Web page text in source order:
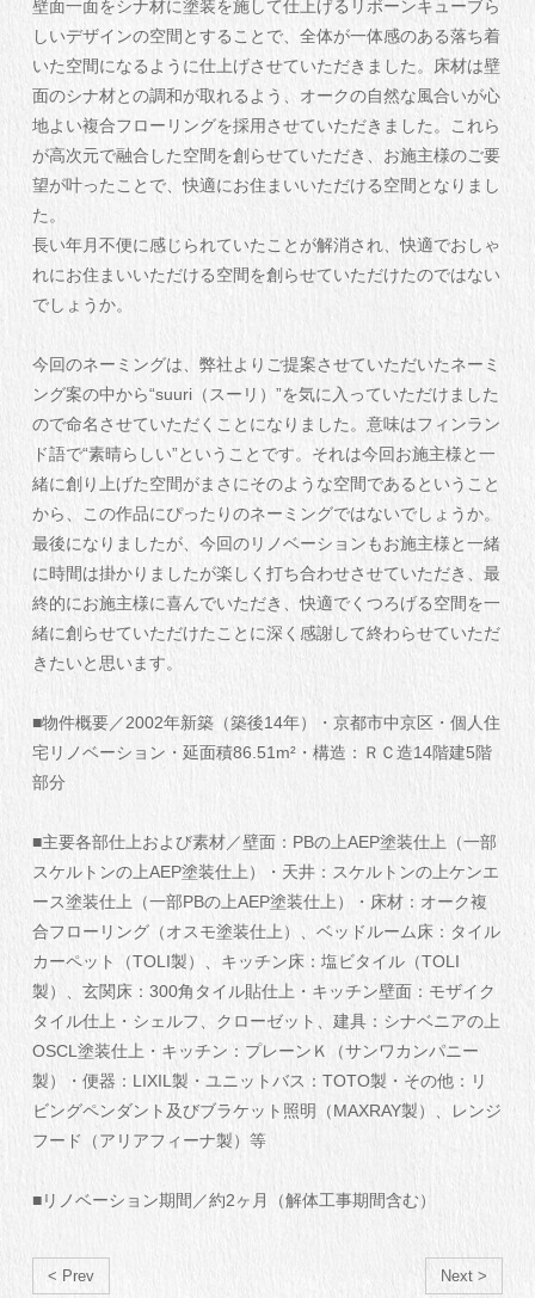
壁面一面をシナ材に塗装を施して仕上げるリボーンキューブら
しいデザインの空間とすることで、全体が一体感のある落ち着
いた空間になるように仕上げさせていただきました。床材は壁
面のシナ材との調和が取れるよう、オークの自然な風合いが心
地よい複合フローリングを採用させていただきました。これら
が高次元で融合した空間を創らせていただき、お施主様のご要
望が叶ったことで、快適にお住まいいただける空間となりまし
た。
長い年月不便に感じられていたことが解消され、快適でおしゃ
れにお住まいいただける空間を創らせていただけたのではない
でしょうか。
今回のネーミングは、弊社よりご提案させていただいたネーミ
ング案の中から“suuri（スーリ）”を気に入っていただけました
ので命名させていただくことになりました。意味はフィンラン
ド語で“素晴らしい”ということです。それは今回お施主様と一
緒に創り上げた空間がまさにそのような空間であるということ
から、この作品にぴったりのネーミングではないでしょうか。
最後になりましたが、今回のリノベーションもお施主様と一緒
に時間は掛かりましたが楽しく打ち合わせさせていただき、最
終的にお施主様に喜んでいただき、快適でくつろげる空間を一
緒に創らせていただけたことに深く感謝して終わらせていただ
きたいと思います。
■物件概要／2002年新築（築後14年）・京都市中京区・個人住
宅リノベーション・延面積86.51m²・構造：ＲＣ造14階建5階
部分
■主要各部仕上および素材／壁面：PBの上AEP塗装仕上（一部
スケルトンの上AEP塗装仕上）・天井：スケルトンの上ケンエ
ース塗装仕上（一部PBの上AEP塗装仕上）・床材：オーク複
合フローリング（オスモ塗装仕上）、ベッドルーム床：タイル
カーペット（TOLI製）、キッチン床：塩ビタイル（TOLI
製）、玄関床：300角タイル貼仕上・キッチン壁面：モザイク
タイル仕上・シェルフ、クローゼット、建具：シナベニアの上
OSCL塗装仕上・キッチン：プレーンＫ（サンワカンパニー
製）・便器：LIXIL製・ユニットバス：TOTO製・その他：リ
ビングペンダント及びブラケット照明（MAXRAY製）、レンジ
フード（アリアフィーナ製）等
■リノベーション期間／約2ヶ月（解体工事期間含む）
< Prev Next >